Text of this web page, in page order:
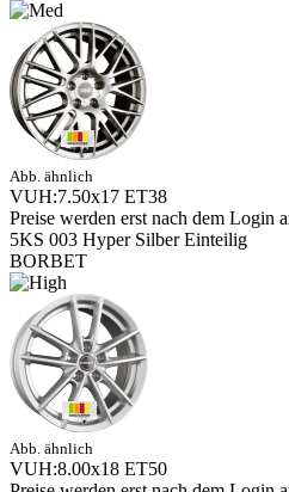
Abb. ähnlich
VUH:7.50x17 ET38
Preise werden erst nach dem Login
5KS 003 Hyper Silber Einteilig
BORBET
Abb. ähnlich
VUH:8.00x18 ET50